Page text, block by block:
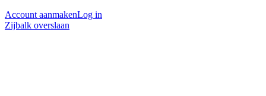
Account aanmakenLog in
Zijbalk overslaan